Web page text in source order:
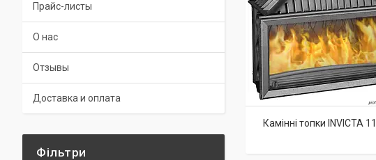
Камінні топки INVICTA
Прайс-листы
О нас
Отзывы
Доставка и оплата
Фільтри